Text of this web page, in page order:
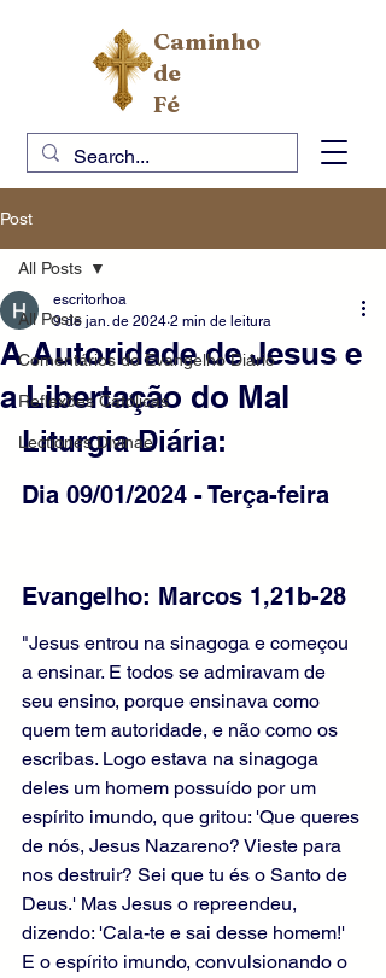
Caminho
de
Fé
Post
All Posts
Comentários do Evangelho Diário
Reflexões Católicas
Lectiones Divinae
All Posts
A Autoridade de Jesus e
a Libertação do Mal
escritorhoa
9 de jan. de 2024 2 min de leitura
Liturgia Diária:
Dia 09/01/2024 - Terça-feira
Evangelho: Marcos 1,21b-28
"Jesus entrou na sinagoga e começou
a ensinar. E todos se admiravam de
seu ensino, porque ensinava como
quem tem autoridade, e não como os
escribas. Logo estava na sinagoga
deles um homem possuído por um
espírito imundo, que gritou: 'Que queres
de nós, Jesus Nazareno? Vieste para
nos destruir? Sei que tu és o Santo de
Deus.' Mas Jesus o repreendeu,
dizendo: 'Cala-te e sai desse homem!'
E o espírito imundo, convulsionando o